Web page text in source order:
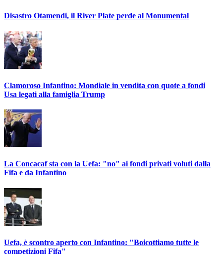
Disastro Otamendi, il River Plate perde al Monumental
Clamoroso Infantino: Mondiale in vendita con quote a fondi
Usa legati alla famiglia Trump
La Concacaf sta con la Uefa: "no" ai fondi privati voluti dalla
Fifa e da Infantino
Uefa, è scontro aperto con Infantino: "Boicottiamo tutte le
competizioni Fifa"